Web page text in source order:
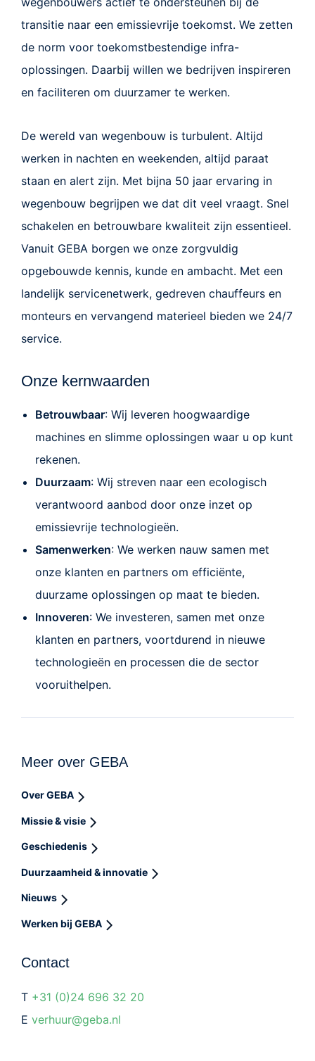
transitie naar een emissievrije toekomst. We zetten
de norm voor toekomstbestendige infra-
oplossingen. Daarbij willen we bedrijven inspireren
en faciliteren om duurzamer te werken.
De wereld van wegenbouw is turbulent. Altijd
werken in nachten en weekenden, altijd paraat
staan en alert zijn. Met bijna 50 jaar ervaring in
wegenbouw begrijpen we dat dit veel vraagt. Snel
schakelen en betrouwbare kwaliteit zijn essentieel.
Vanuit GEBA borgen we onze zorgvuldig
opgebouwde kennis, kunde en ambacht. Met een
landelijk servicenetwerk, gedreven chauffeurs en
monteurs en vervangend materieel bieden we 24/7
service.
Onze kernwaarden
Betrouwbaar: Wij leveren hoogwaardige
machines en slimme oplossingen waar u op kunt
rekenen.
Duurzaam: Wij streven naar een ecologisch
verantwoord aanbod door onze inzet op
emissievrije technologieën.
Samenwerken: We werken nauw samen met
onze klanten en partners om efficiënte,
duurzame oplossingen op maat te bieden.
Innoveren: We investeren, samen met onze
klanten en partners, voortdurend in nieuwe
technologieën en processen die de sector
vooruithelpen.
Meer over GEBA
Over GEBA
Missie & visie
Geschiedenis
Duurzaamheid & innovatie
Nieuws
Werken bij GEBA
Contact
T +31 (0)24 696 32 20
E verhuur@geba.nl